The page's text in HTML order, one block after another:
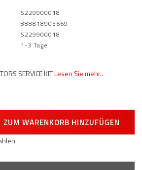
S229900018
888818905669
S229900018
1-3 Tage
SERVICE KITLesen Sie mehr..
ZUM WARENKORB HINZUFÜGEN